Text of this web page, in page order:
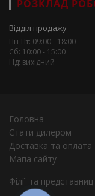
РОЗКЛАД
Відділ продажу
Пн-Пт: 09:00 - 18:00
Сб: 10:00 - 15:00
Нд: вихідний
Головна
Стати дилером
Доставка та оплата
Мапа сайту
Філії та